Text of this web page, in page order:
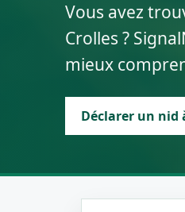
Vous avez
Crolles ?
mieux
Déclarer un nid